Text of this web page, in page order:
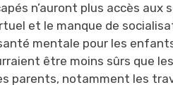
n’auront plus accès aux
et le manque de
mentale pour les
être moins sûrs que
parents, notamment les